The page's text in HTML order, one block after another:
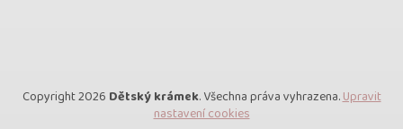
Copyright 2026 Dětský krámek. Všechna práva vyhrazena.Upravit
nastavení cookies